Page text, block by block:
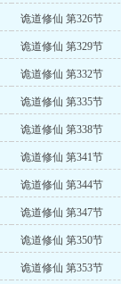
诡道修仙 第326节
诡道修仙 第329节
诡道修仙 第332节
诡道修仙 第335节
诡道修仙 第338节
诡道修仙 第341节
诡道修仙 第344节
诡道修仙 第347节
诡道修仙 第350节
诡道修仙 第353节